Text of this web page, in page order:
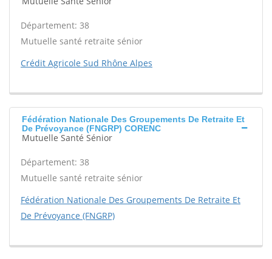
Département: 38
Mutuelle santé retraite sénior
Crédit Agricole Sud Rhône Alpes
Fédération Nationale Des Groupements De Retraite Et
De Prévoyance (FNGRP) CORENC
Mutuelle Santé Sénior
Département: 38
Mutuelle santé retraite sénior
Fédération Nationale Des Groupements De Retraite Et
De Prévoyance (FNGRP)